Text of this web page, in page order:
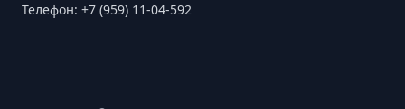
Телефон: +7 (959) 11-04-592